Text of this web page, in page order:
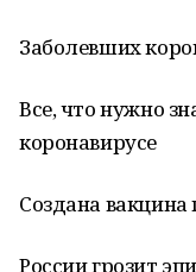
Заболевших
Все, что нужно
коронавирусе
Создана вакцина
России грозит